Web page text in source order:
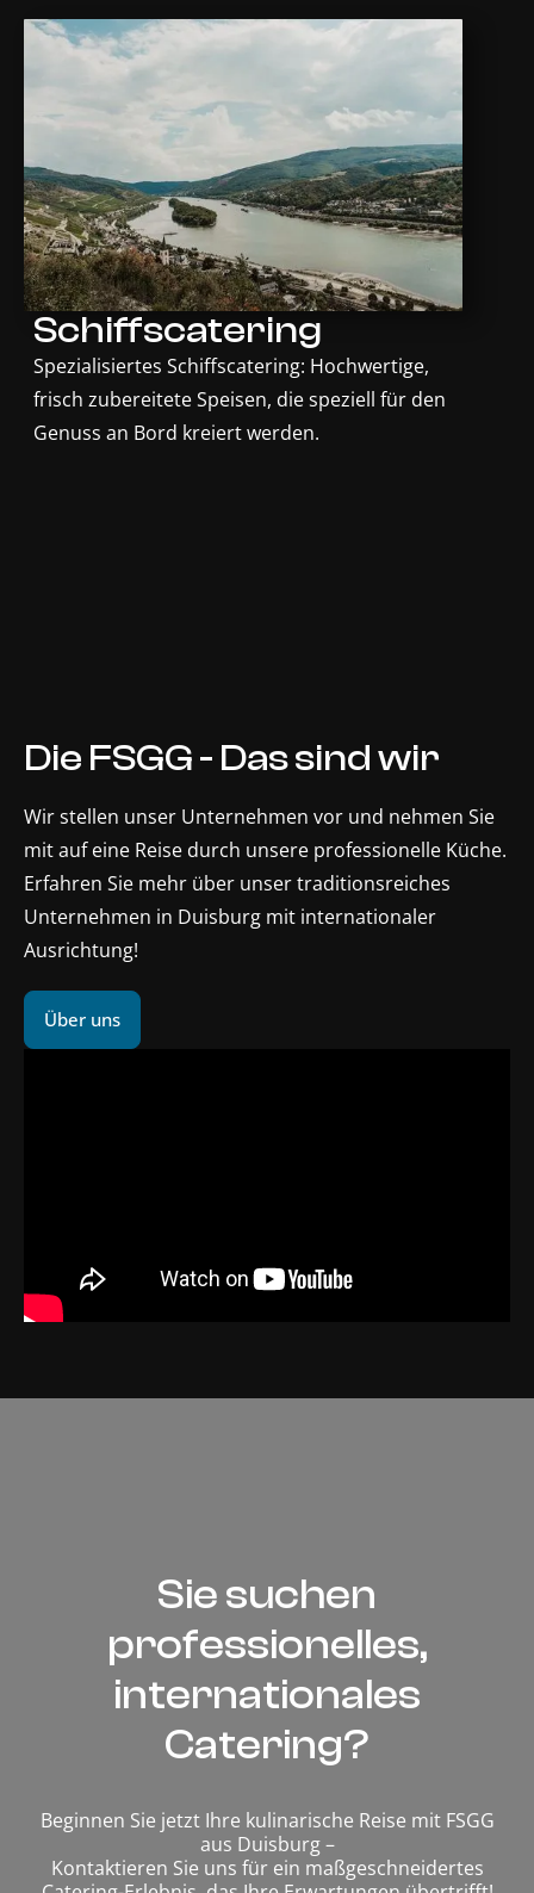
Schiffscatering
Spezialisiertes Schiffscatering: Hochwertige,
frisch zubereitete Speisen, die speziell für den
Genuss an Bord kreiert werden.
Die FSGG - Das sind wir
Wir stellen unser Unternehmen vor und nehmen Sie
mit auf eine Reise durch unsere professionelle Küche.
Erfahren Sie mehr über unser traditionsreiches
Unternehmen in Duisburg mit internationaler
Ausrichtung!
Über uns
Sie suchen
professionelles,
internationales
Catering?
Beginnen Sie jetzt Ihre kulinarische Reise mit FSGG
aus Duisburg –
Kontaktieren Sie uns für ein maßgeschneidertes